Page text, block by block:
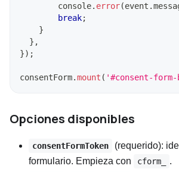
console. error(event .
break;
}
} ,
}) ;
consentForm.mount ( '#consent-form-
Opciones disponibles
consentFormToken
(requerido):
formulario. Empieza con
cform_ .